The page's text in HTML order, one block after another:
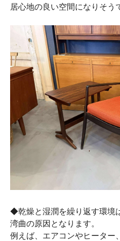
居心地の良い空間になりそう
◆乾燥と湿潤を繰り返す環境
湾曲の原因となります。
例えば、エアコンやヒーター